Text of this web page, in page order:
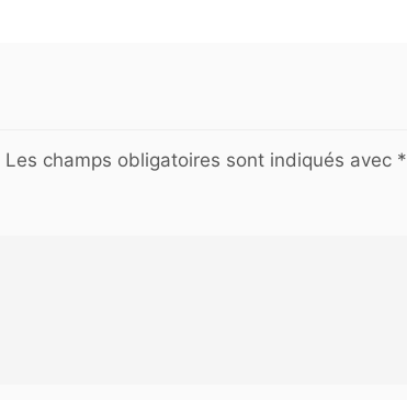
Les champs obligatoires sont indiqués avec *